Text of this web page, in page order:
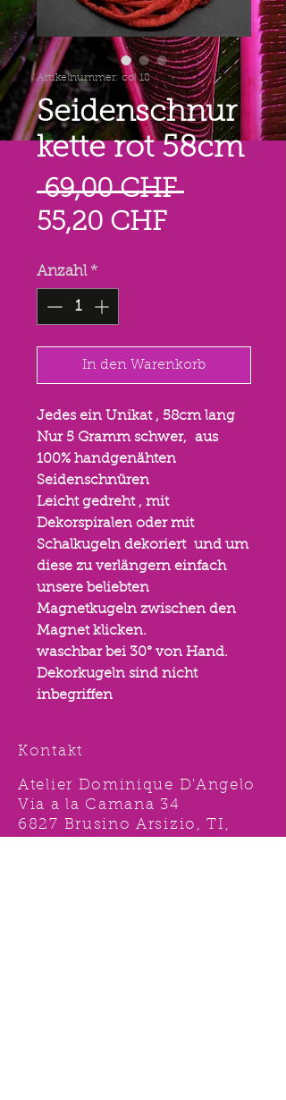
Artikelnummer: col 18
Seidenschnur
kette rot 58cm
69,00 CHF
55,20 CHFSale-
Anzahl *
In den Warenkorb
Jedes ein Unikat , 58cm lang
Nur 5 Gramm schwer, aus
100% handgenähten
Seidenschnüren
Leicht gedreht , mit
Dekorspiralen oder mit
Schalkugeln dekoriert und um
diese zu verlängern einfach
unsere beliebten
Magnetkugeln zwischen den
Magnet klicken.
waschbar bei 30° von Hand.
Dekorkugeln sind nicht
inbegriffen
Kontakt
Atelier Dominique D'Angelo
Via a la Camana 34
6827 Brusino Arsizio, TI,